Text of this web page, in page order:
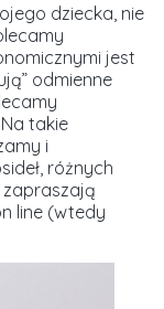
dziecka, nie
jest
odmienne
Na takie
i
różnych
line (wtedy